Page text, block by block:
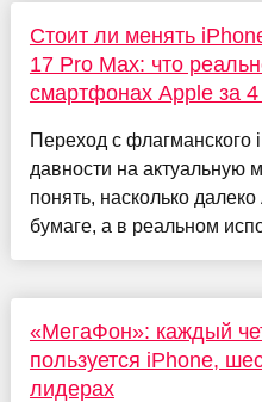
Стоит ли менять
17 Pro Max: что
смартфонах Apple за 4
Переход с флагманского
давности на
понять, насколько
бумаге, а в реальном
«МегаФон»: каждый
пользуется iPhone,
лидерах